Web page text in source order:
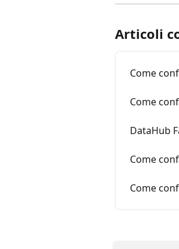
Articoli
Come
Come
DataHub
Come
Come